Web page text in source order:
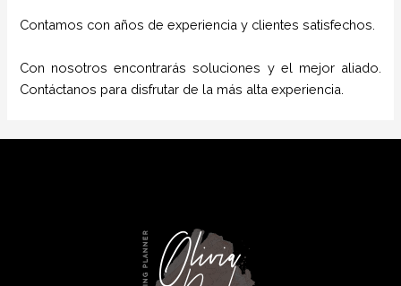
Contamos con años de experiencia y clientes satisfechos.
Con nosotros encontrarás soluciones y el mejor aliado.
Contáctanos para disfrutar de la más alta experiencia.